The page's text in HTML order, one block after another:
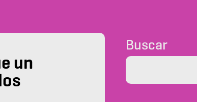
un
Buscar